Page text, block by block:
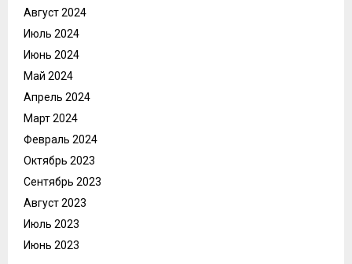
Август 2024
Июль 2024
Июнь 2024
Май 2024
Апрель 2024
Март 2024
Февраль 2024
Октябрь 2023
Сентябрь 2023
Август 2023
Июль 2023
Июнь 2023